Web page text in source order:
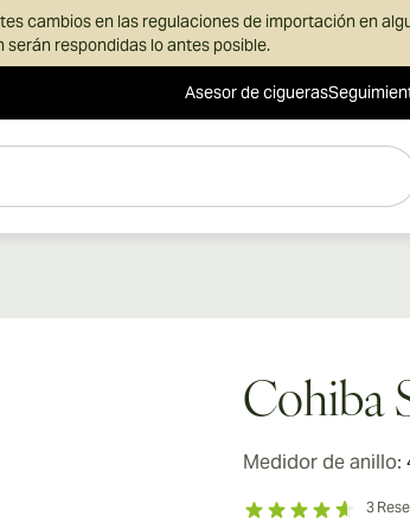
cambios en las regulaciones de importación en
respondidas lo antes posible.
Asesor de cigueras
Cohiba
Medidor de anillo:
3